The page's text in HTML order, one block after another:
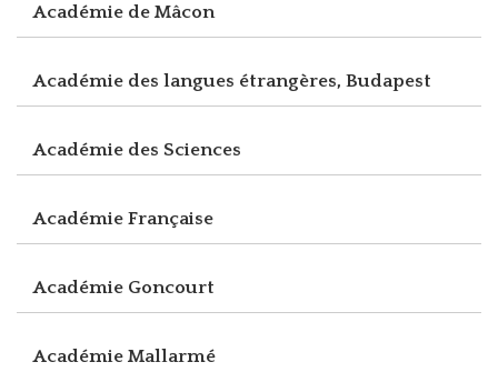
Académie de Mâcon
Académie des langues étrangères, Budapest
Académie des Sciences
Académie Française
Académie Goncourt
Académie Mallarmé